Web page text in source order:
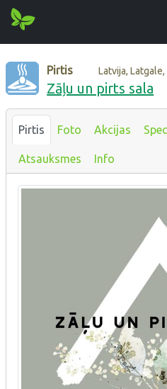
Pirtis Latvija,
Zāļu un pirts sala
Pirtis Foto Akcijas
Atsauksmes Info